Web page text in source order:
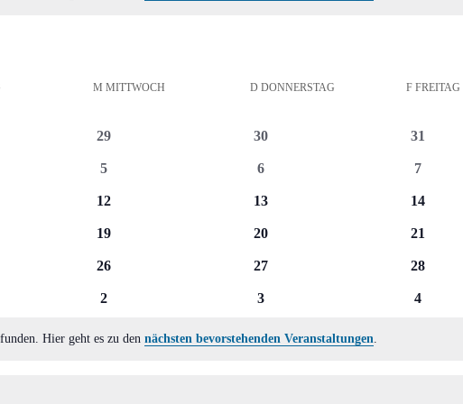
M MITTWOCH D DONNERSTAG FFREITAG
0
29
0
30
0
31
0
5
0
6
0
7
0
12
0
13
0
14
0
19
0
20
0
21
0
26
0
27
0
28
0
2
0
3
0
4
Hier geht es zu den nächsten bevorstehenden Veranstaltungen.